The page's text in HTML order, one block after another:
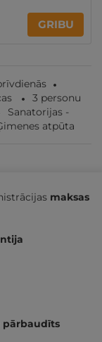
GRIBU
3 personu
Sanatorijas -
atpūta
maksas
pārbaudīts